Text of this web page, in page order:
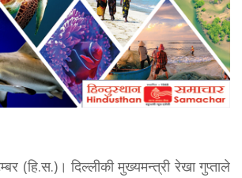
(हि.स.)। दिल्लीकी मुख्यमन्त्री रेखा गुप्ताले